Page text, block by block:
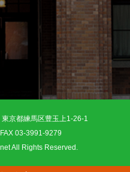
京都練馬区豊玉上1-26-1
03-3991-9279
All Rights Reserved.